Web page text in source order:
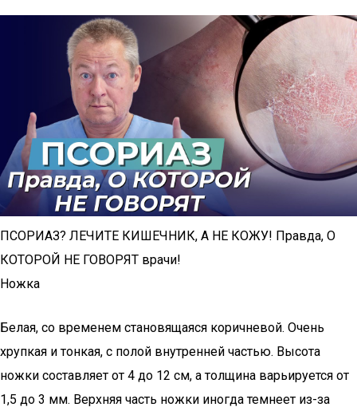
ПСОРИАЗ? ЛЕЧИТЕ КИШЕЧНИК, А НЕ КОЖУ! Правда, О
КОТОРОЙ НЕ ГОВОРЯТ врачи!
Ножка
Белая, со временем становящаяся коричневой. Очень
хрупкая и тонкая, с полой внутренней частью. Высота
ножки составляет от 4 до 12 см, а толщина варьируется от
1,5 до 3 мм. Верхняя часть ножки иногда темнеет из-за